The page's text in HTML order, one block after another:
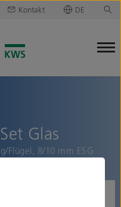
Kontakt DE
Glas
Flügel, 8/10 mm ESG